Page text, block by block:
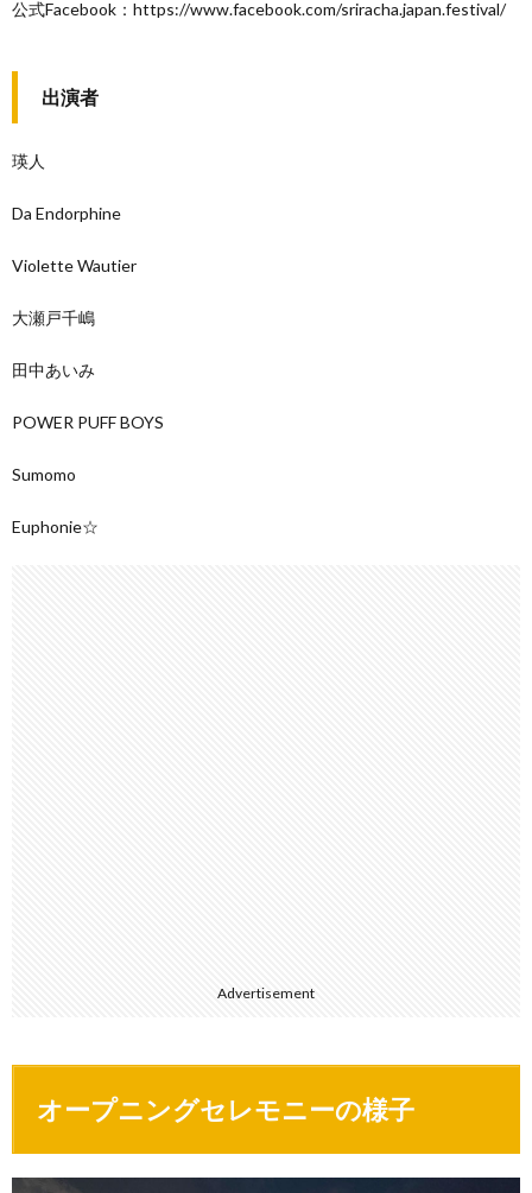
公式Facebook：https://www.facebook.com/sriracha.japan.festival/
出演者
瑛人
Da Endorphine
Violette Wautier
大瀬戸千嶋
田中あいみ
POWER PUFF BOYS
Sumomo
Euphonie☆
Advertisement
オープニングセレモニーの様子